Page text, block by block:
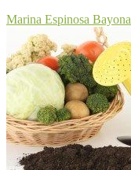
Marina Espinosa Bayona